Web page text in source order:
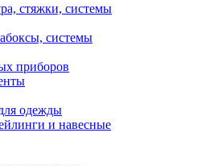
стяжки, системы
системы
приборов
одежды
и навесные